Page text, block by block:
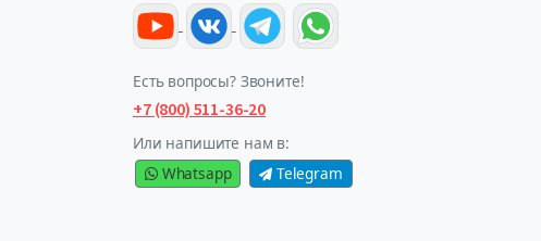
Есть вопросы? Звоните!
+7 (800) 511-36-20
Или напишите нам в:
Whatsapp
Telegram